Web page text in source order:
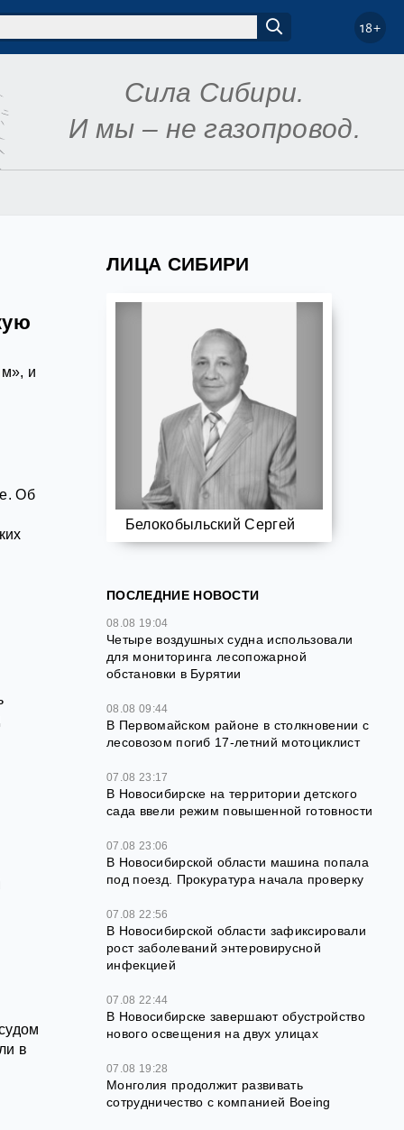
18+
Сила Сибири.
И мы – не газопровод.
и
Об
в
ЛИЦА СИБИРИ
Белокобыльский Сергей
ПОСЛЕДНИЕ НОВОСТИ
08.08 19:04
Четыре воздушных судна использовали
для мониторинга лесопожарной
обстановки в Бурятии
08.08 09:44
В Первомайском районе в столкновении с
лесовозом погиб 17-летний мотоциклист
07.08 23:17
В Новосибирске на территории детского
сада ввели режим повышенной готовности
07.08 23:06
В Новосибирской области машина попала
под поезд. Прокуратура начала проверку
07.08 22:56
В Новосибирской области зафиксировали
рост заболеваний энтеровирусной
инфекцией
07.08 22:44
В Новосибирске завершают обустройство
нового освещения на двух улицах
07.08 19:28
Монголия продолжит развивать
сотрудничество с компанией Boeing